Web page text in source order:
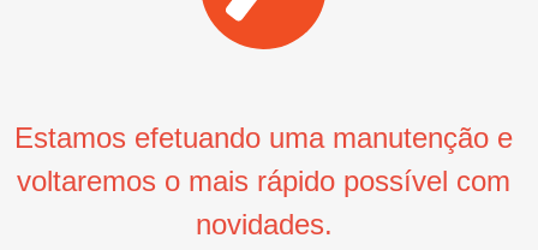
Estamos efetuando uma manutenção e
voltaremos o mais rápido possível com
novidades.